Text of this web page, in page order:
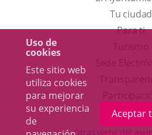
Uso de
cookies
Este sitio web
utiliza cookies
para mejorar
su experiencia
de
Aceptar
Tu ciudad
Para ti
Otras webs del